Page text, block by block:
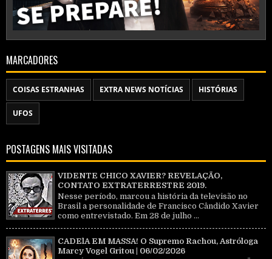
MARCADORES
COISAS ESTRANHAS EXTRA NEWS NOTÍCIAS HISTÓRIAS
UFOS
POSTAGENS MAIS VISITADAS
VIDENTE CHICO XAVIER? REVELAÇÃO,
CONTATO EXTRATERRESTRE 2019.
Nesse período, marcou a história da televisão no
Brasil a personalidade de Francisco Cândido Xavier
como entrevistado. Em 28 de julho ...
CADElA EM MASSA! O Supremo Rachou, Astróloga
Marcy Vogel Gritou | 06/02/2026